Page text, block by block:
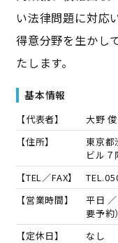
い法律問題に対応
得意分野を生かし
たします。
基本情報
【代表者】 大野
【住所】
東京
ビル７
【TEL／FAX】
TEL.
【営業時間】
平日
要予約）
【定休日】
なし